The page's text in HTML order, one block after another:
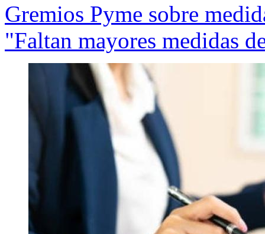
Gremios Pyme sobre
"Faltan mayores medidas